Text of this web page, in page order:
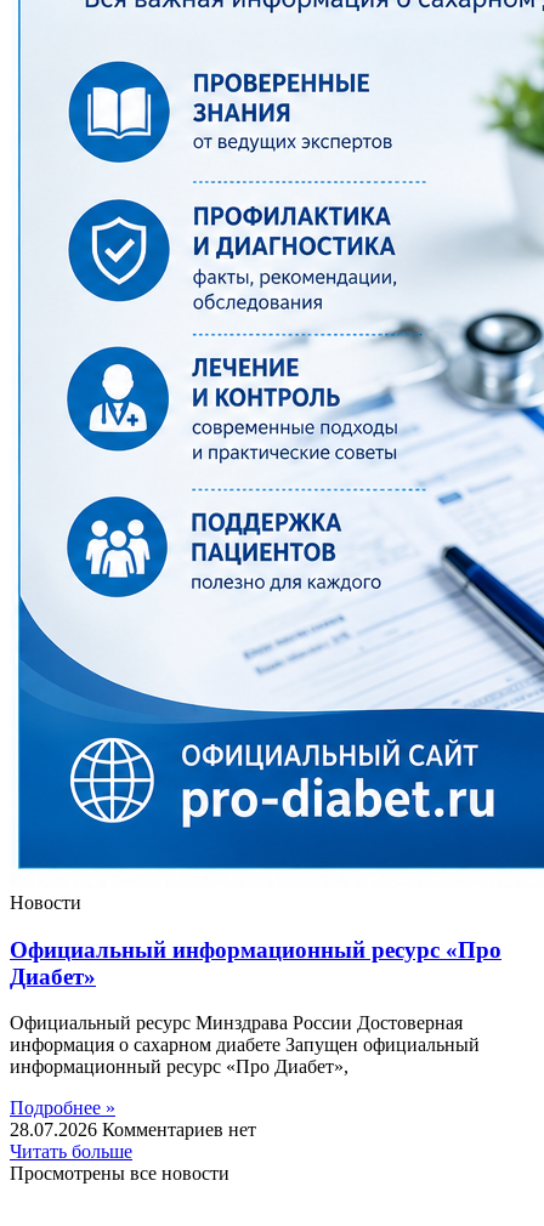
Новости
Официальный информационный ресурс «Про
Диабет»
Официальный ресурс Минздрава России Достоверная
информация о сахарном диабете Запущен официальный
информационный ресурс «Про Диабет»,
Подробнее »
28.07.2026 Комментариев нет
Читать больше
Просмотрены все новости